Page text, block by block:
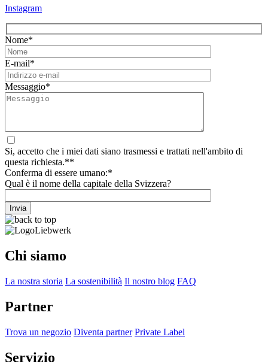
Instagram
Nome*
E-mail*
Messaggio*
Si, accetto che i miei dati siano trasmessi e trattati nell'ambito di
questa richiesta.**
Conferma di essere umano:*
Qual è il nome della capitale della Svizzera?
Chi siamo
La nostra storia La sostenibilità Il nostro blog FAQ
Partner
Trova un negozio Diventa partner Private Label
Servizio